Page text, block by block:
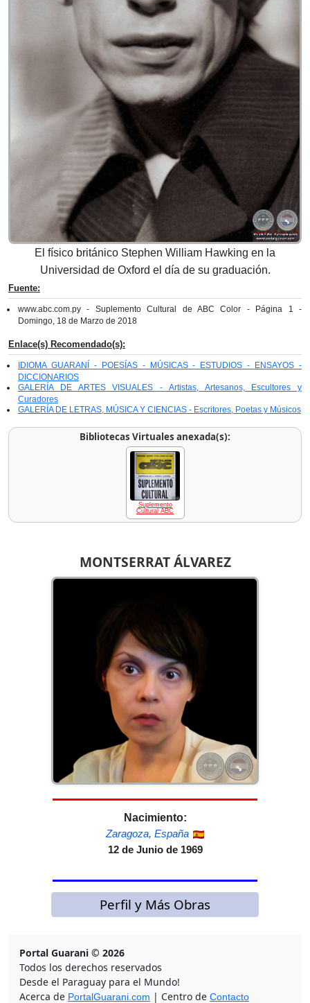
MONTSERRAT ÁLVAREZ
Nacimiento:
Zaragoza, España
12 de Junio de 1969
Perfil y Más Obras
El físico británico Stephen William Hawking en la
Universidad de Oxford el día de su graduación.
Fuente:
www.abc.com.py - Suplemento Cultural de ABC Color - Página 1 -
Domingo, 18 de Marzo de 2018
Enlace(s) Recomendado(s):
IDIOMA GUARANÍ - POESÍAS - MÚSICAS - ESTUDIOS - ENSAYOS -
DICCIONARIOS
GALERÍA DE ARTES VISUALES - Artistas, Artesanos, Escultores y
Curadores
GALERÍA DE LETRAS, MÚSICA Y CIENCIAS - Escritores, Poetas y Músicos
Bibliotecas Virtuales anexada(s):
Suplemento
Cultural ABC
Portal Guarani © 2026
Todos los derechos reservados
Desde el Paraguay para el Mundo!
Acerca de PortalGuarani.com | Centro de Contacto